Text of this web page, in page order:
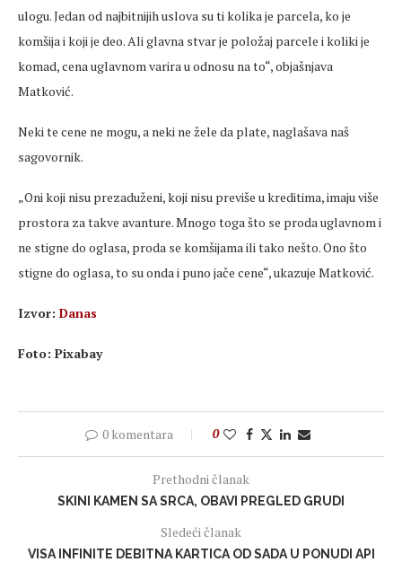
ulogu. Jedan od najbitnijih uslova su ti kolika je parcela, ko je
komšija i koji je deo. Ali glavna stvar je položaj parcele i koliki je
komad,cena uglavnom varira u odnosu na to“, objašnjava
Matković.
Neki te cene ne mogu, a neki ne žele da plate, naglašava naš
sagovornik.
„Oni koji nisu prezaduženi, koji nisu previše u kreditima, imaju više
prostora za takve avanture. Mnogo toga što se proda uglavnom i
ne stigne do oglasa, proda se komšijama ili tako nešto. Ono što
stigne do oglasa, to su onda i puno jače cene“, ukazuje Matković.
Izvor: Danas
Foto: Pixabay
0 komentara 0
Prethodni članak
SKINI KAMEN SA SRCA, OBAVI PREGLED GRUDI
Sledeći članak
VISA INFINITE DEBITNA KARTICA OD SADA U PONUDI API